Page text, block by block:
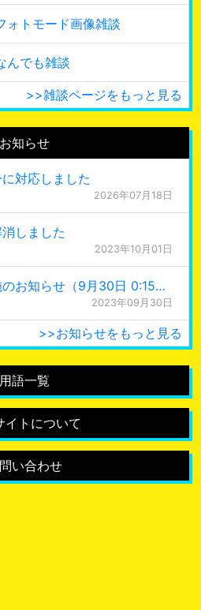
ォトモード画像雑談
んでも雑談
>>雑談ページをもっと見る
お知らせ
対応しました
2026年07月18日
しました
2023年10月01日
緊急メンテナンス実施のお知らせ（9月30日 0:15更新）
2023年09月30日
>>お知らせをもっと見る
用語一覧
イトについて
い合わせ